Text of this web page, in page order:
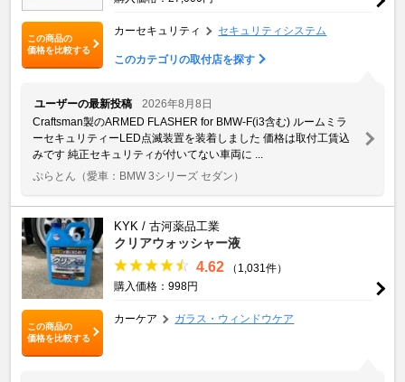
この商品の
価格を比較する
カーセキュリティ セキュリティシステム
このカテゴリの取付店を探す
ユーザーの最新投稿
2026年8月8日
Craftsman製のARMED FLASHER for BMW-F(i3含む) ルームミラ
ーセキュリティーLED点滅装置を装着しました 価格は取付工賃込
みです 純正セキュリティが付いてない車両に ...
ぷらとん （愛車：BMW 3シリーズ セダン）
この商品の
価格を比較する
KYK / 古河薬品工業
クリアウォッシャー液
4.62
（1,031件）
購入価格：998円
カーケア ガラス・ウィンドウケア